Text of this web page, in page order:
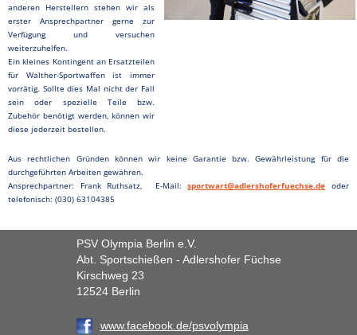
anderen Herstellern stehen wir als
erster Ansprechpartner gerne zur
Verfügung und versuchen
weiterzuhelfen.
Ein kleines Kontingent an Ersatzteilen
für Walther-Sportwaffen ist immer
vorrätig. Sollte dies Mal nicht der Fall
sein oder spezielle Teile bzw.
Zubehör benötigt werden, können wir
diese jederzeit bestellen.
Aus rechtlichen Gründen können wir keine Garantie bzw. Gewährleistung für die
durchgeführten Arbeiten gewähren.
Ansprechpartner: Frank Ruthsatz, E-Mail:sportwart@adlershoferfuechse.de oder
telefonisch: (030) 63104385
PSV Olympia Berlin e.V.
Abt. Sportschießen - Adlershofer Füchse
Kirschweg 23
12524 Berlin
www.facebook.de/psvolympia